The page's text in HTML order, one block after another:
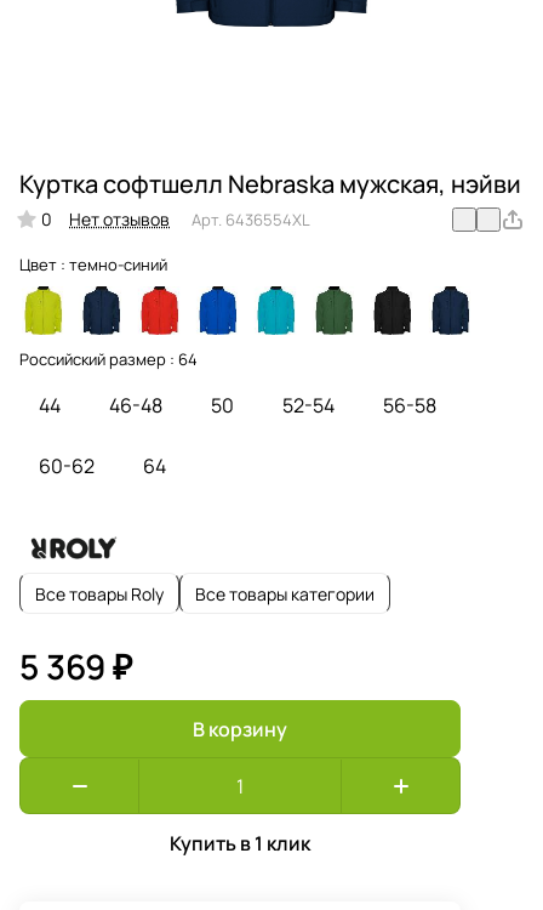
Куртка софтшелл Nebraska мужская, нэйви
0 Нет отзывов Арт. 6436554XL
Цвет : темно-синий
Российский размер : 64
44 46-48 50 52-54 56-58
60-62 64
Все товары Roly Все товары категории
5 369 ₽
В корзину
Купить в 1 клик